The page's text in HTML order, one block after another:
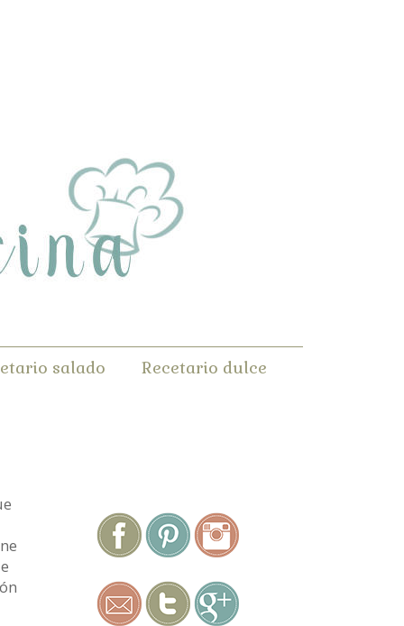
salado Recetario dulce